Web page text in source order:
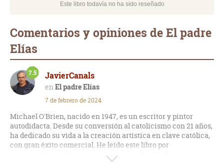
Este libro todavía no ha sido reseñado
Comentarios y opiniones de El padre
Elías
JavierCanals
El padre Elías
7.5
7 de febrero de 2024
Michael O'Brien, nacido en 1947, es un escritor y pintor
autodidacta. Desde su conversión al catolicismo con 21 años,
ha dedicado su vida a la creación artística en clave católica,
con gran éxito comercial. He leído este libro por
recomendación de un amigo, que me advirtió al mismo